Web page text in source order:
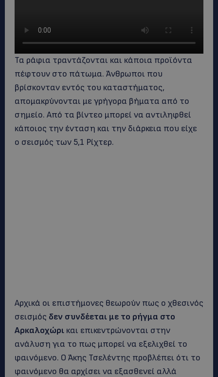
Τα ράφια τραντάζονται και κάποια προϊόντα
πέφτουν στο πάτωμα. Άνθρωποι που
βρίσκονταν εντός του καταστήματος,
απομακρύνονται με γρήγορα βήματα από το
σημείο. Από τα βίντεο μπορεί να αντιληφθεί
κάποιος την ένταση και την διάρκεια που είχε
ο σεισμός των 5,1 Ρίχτερ.
Αρχικά οι επιστήμονες θεωρούν πως ο χθεσινός
σεισμός δεν συνδέεται με το ρήγμα στο
Αρκαλοχώρι και επικεντρώνονται στην
ανάλυση για το πως μπορεί να εξελιχθεί το
φαινόμενο. Ο Άκης Τσελέντης προβλέπει ότι το
φαινόμενο θα αρχίσει να εξασθενεί αλλά